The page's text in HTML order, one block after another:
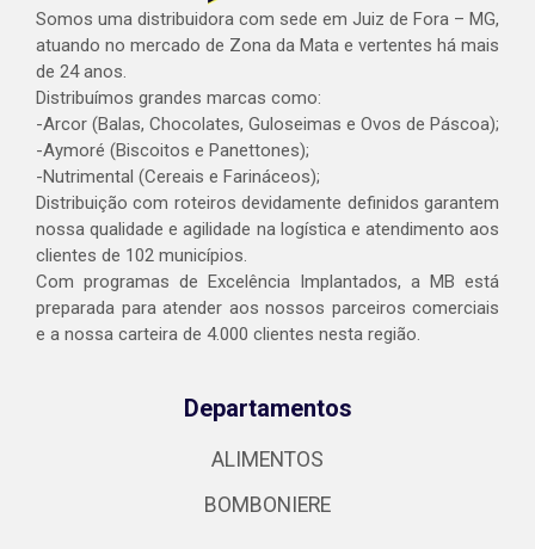
Somos uma distribuidora com sede em Juiz de Fora – MG,
atuando no mercado de Zona da Mata e vertentes há mais
de 24 anos.
Distribuímos grandes marcas como:
-Arcor (Balas, Chocolates, Guloseimas e Ovos de Páscoa);
-Aymoré (Biscoitos e Panettones);
-Nutrimental (Cereais e Farináceos);
Distribuição com roteiros devidamente definidos garantem
nossa qualidade e agilidade na logística e atendimento aos
clientes de 102 municípios.
Com programas de Excelência Implantados, a MB está
preparada para atender aos nossos parceiros comerciais
e a nossa carteira de 4.000 clientes nesta região.
Departamentos
ALIMENTOS
BOMBONIERE